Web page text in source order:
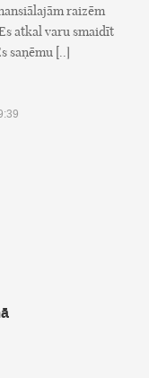
raizēm
atkal varu smaidīt
saņēmu [..]